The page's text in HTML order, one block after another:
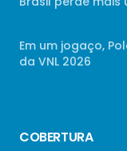
Em um jogaço,
da VNL 2026
COBERTURA